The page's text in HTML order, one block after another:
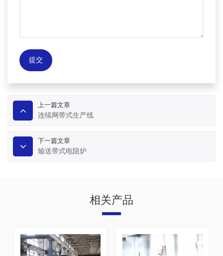
提交
上一篇文章
连续网带式生产线
下一篇文章
输送带式电阻炉
相关产品